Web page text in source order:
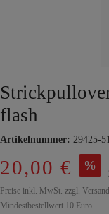
flash
Artikelnummer: 29425-
20,00 € %
Preise inkl. MwSt. zzgl.
Mindestbestellwert 10 Euro